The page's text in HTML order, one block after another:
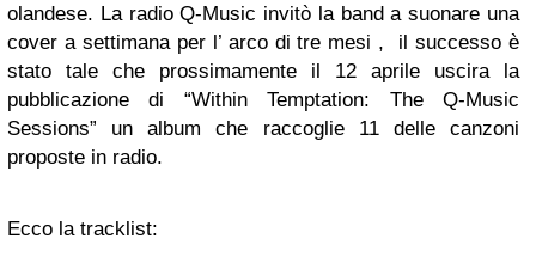
olandese. La radio Q-Music invitò la band a suonare una
cover a settimana per l’ arco di tre mesi , il successo è
stato tale che prossimamente il 12 aprile uscira la
pubblicazione di “Within Temptation: The Q-Music
Sessions” un album che raccoglie 11 delle canzoni
proposte in radio.
Ecco la tracklist: